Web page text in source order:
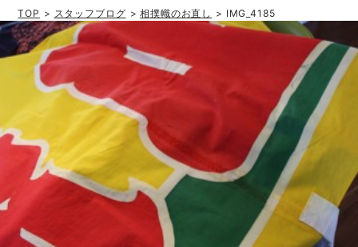
TOP > スタッフブログ >相撲幟のお直し > IMG_4185